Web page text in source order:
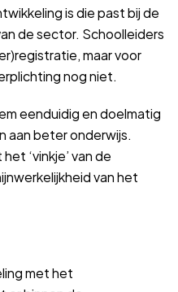
is die past bij de
de sector. Schoolleiders
maar voor
nog niet.
eenduidig en doelmatig
aan beter onderwijs.
‘vinkje’ van de
van het
met het